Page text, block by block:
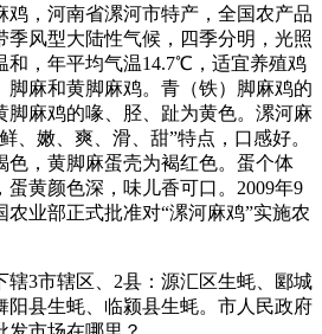
鸡，河南省漯河市特产，全国农产品
季风型大陆性气候，四季分明，光照
和，年平均气温14.7℃，适宜养殖鸡
脚麻和黄脚麻鸡。青（铁）脚麻鸡的
脚麻鸡的喙、胫、趾为黄色。漯河麻
、嫩、爽、滑、甜”特点，口感好。
色，黄脚麻蛋壳为褐红色。蛋个体
黄颜色深，味儿香可口。2009年9
农业部正式批准对“漯河麻鸡”实施农
3市辖区、2县：源汇区生蚝、郾城
阳县生蚝、临颍县生蚝。市人民政府